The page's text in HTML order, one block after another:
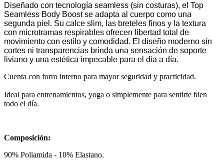
Diseñado con tecnología seamless (sin costuras), el Top
Seamless Body Boost se adapta al cuerpo como una
segunda piel. Su calce slim, las breteles finos y la textura
con microtramas respirables ofrecen libertad total de
movimiento con estilo y comodidad. El diseño moderno sin
cortes ni transparencias brinda una sensación de soporte
liviano y una estética impecable para el día a día.
Cuenta con forro interno para mayor seguridad y practicidad.
Ideal para entrenamientos, yoga o simplemente para sentirte bien
todo el día.
Composición:
90% Poliamida - 10% Elastano.